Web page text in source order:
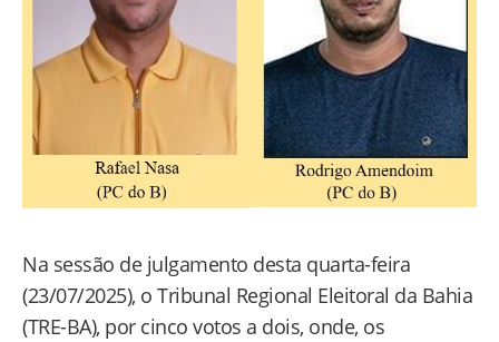
Na sessão de julgamento desta quarta-feira
(23/07/2025), o Tribunal Regional Eleitoral da Bahia
(TRE-BA), por cinco votos a dois, onde, os